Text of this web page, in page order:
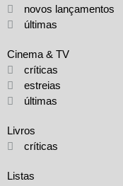
novos lançamentos
últimas
Cinema & TV
críticas
estreias
últimas
Livros
críticas
Listas